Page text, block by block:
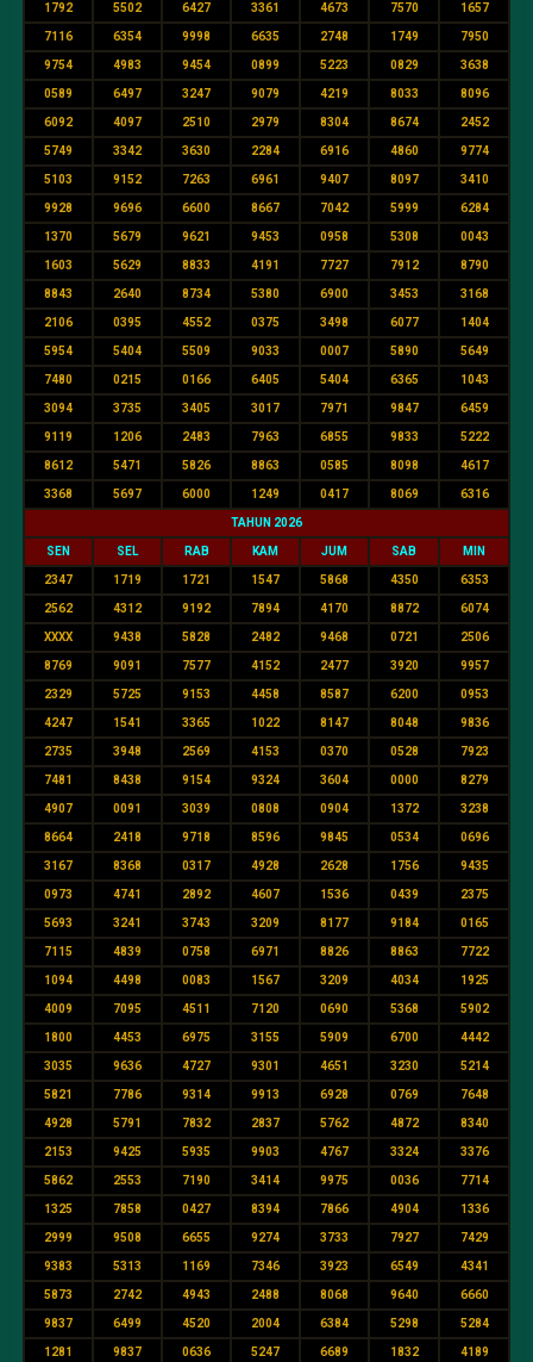
1792 5502 6427 3361 4673 7570 1657
7116 6354 9998 6635 2748 1749 7950
9754 4983 9454 0899 5223 0829 3638
0589 6497 3247 9079 4219 8033 8096
6092 4097 2510 2979 8304 8674 2452
5749 3342 3630 2284 6916 4860 9774
5103 9152 7263 6961 9407 8097 3410
9928 9696 6600 8667 7042 5999 6284
1370 5679 9621 9453 0958 5308 0043
1603 5629 8833 4191 7727 7912 8790
8843 2640 8734 5380 6900 3453 3168
2106 0395 4552 0375 3498 6077 1404
5954 5404 5509 9033 0007 5890 5649
7480 0215 0166 6405 5404 6365 1043
3094 3735 3405 3017 7971 9847 6459
9119 1206 2483 7963 6855 9833 5222
8612 5471 5826 8863 0585 8098 4617
3368 5697 6000 1249 0417 8069 6316
TAHUN 2026
SEN SEL RAB KAM JUM SAB MIN
2347 1719 1721 1547 5868 4350 6353
2562 4312 9192 7894 4170 8872 6074
XXXX 9438 5828 2482 9468 0721 2506
8769 9091 7577 4152 2477 3920 9957
2329 5725 9153 4458 8587 6200 0953
4247 1541 3365 1022 8147 8048 9836
2735 3948 2569 4153 0370 0528 7923
7481 8438 9154 9324 3604 0000 8279
4907 0091 3039 0808 0904 1372 3238
8664 2418 9718 8596 9845 0534 0696
3167 8368 0317 4928 2628 1756 9435
0973 4741 2892 4607 1536 0439 2375
5693 3241 3743 3209 8177 9184 0165
7115 4839 0758 6971 8826 8863 7722
1094 4498 0083 1567 3209 4034 1925
4009 7095 4511 7120 0690 5368 5902
1800 4453 6975 3155 5909 6700 4442
3035 9636 4727 9301 4651 3230 5214
5821 7786 9314 9913 6928 0769 7648
4928 5791 7832 2837 5762 4872 8340
2153 9425 5935 9903 4767 3324 3376
5862 2553 7190 3414 9975 0036 7714
1325 7858 0427 8394 7866 4904 1336
2999 9508 6655 9274 3733 7927 7429
9383 5313 1169 7346 3923 6549 4341
5873 2742 4943 2488 8068 9640 6660
9837 6499 4520 2004 6384 5298 5284
1281 9837 0636 5247 6689 1832 4189